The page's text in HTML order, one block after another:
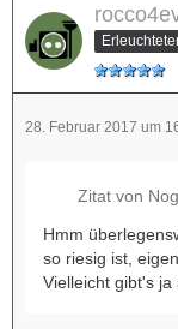
28. Februar 2017 um
Zitat von
Hmm
so riesig ist,
Vielleicht gibt's